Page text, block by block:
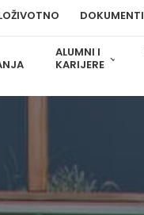
DOKUMENTI
ALUMNI I
KARIJERE